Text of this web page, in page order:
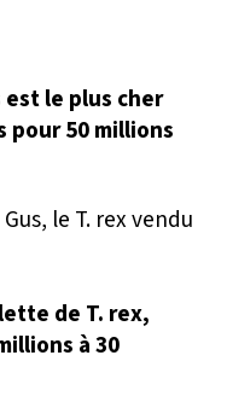
le plus cher
pour 50 millions
de T. rex,
à 30